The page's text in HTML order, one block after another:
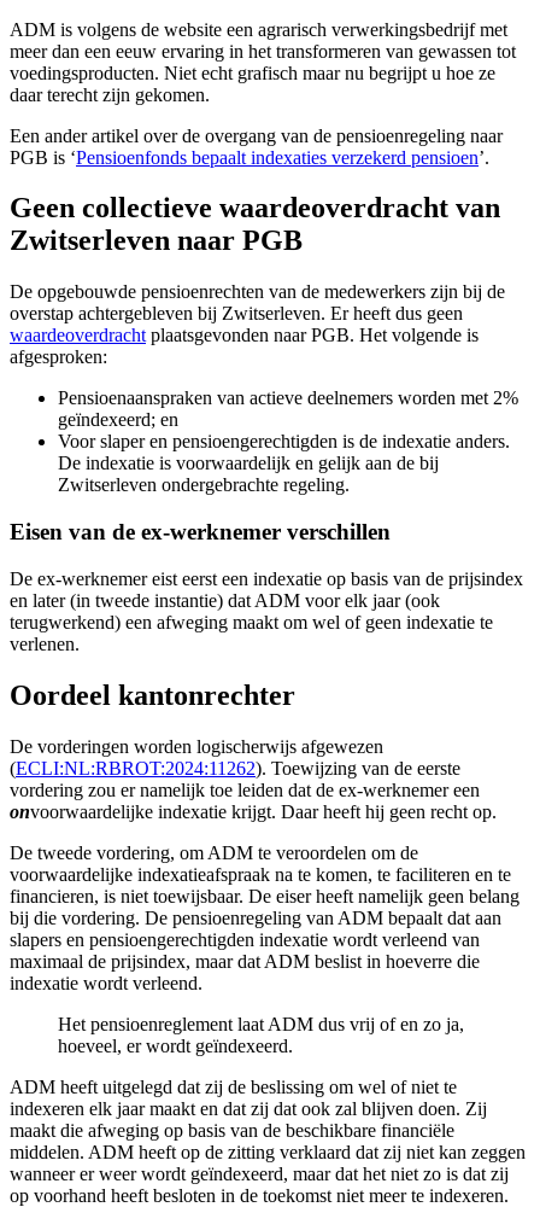
ADM is volgens de website een agrarisch verwerkingsbedrijf met
meer dan een eeuw ervaring in het transformeren van gewassen tot
voedingsproducten. Niet echt grafisch maar nu begrijpt u hoe ze
daar terecht zijn gekomen.
Een ander artikel over de overgang van de pensioenregeling naar
PGB is ‘Pensioenfonds bepaalt indexaties verzekerd pensioen’.
Geen collectieve waardeoverdracht van
Zwitserleven naar PGB
De opgebouwde pensioenrechten van de medewerkers zijn bij de
overstap achtergebleven bij Zwitserleven. Er heeft dus geen
waardeoverdracht plaatsgevonden naar PGB. Het volgende is
afgesproken:
Pensioenaanspraken van actieve deelnemers worden met 2%
geïndexeerd; en
Voor slaper en pensioengerechtigden is de indexatie anders.
De indexatie is voorwaardelijk en gelijk aan de bij
Zwitserleven ondergebrachte regeling.
Eisen van de ex-werknemer verschillen
De ex-werknemer eist eerst een indexatie op basis van de prijsindex
en later (in tweede instantie) dat ADM voor elk jaar (ook
terugwerkend) een afweging maakt om wel of geen indexatie te
verlenen.
Oordeel kantonrechter
De vorderingen worden logischerwijs afgewezen
(ECLI:NL:RBROT:2024:11262). Toewijzing van de eerste
vordering zou er namelijk toe leiden dat de ex-werknemer een
onvoorwaardelijke indexatie krijgt. Daar heeft hij geen recht op.
De tweede vordering, om ADM te veroordelen om de
voorwaardelijke indexatieafspraak na te komen, te faciliteren en te
financieren, is niet toewijsbaar. De eiser heeft namelijk geen belang
bij die vordering. De pensioenregeling van ADM bepaalt dat aan
slapers en pensioengerechtigden indexatie wordt verleend van
maximaal de prijsindex, maar dat ADM beslist in hoeverre die
indexatie wordt verleend.
Het pensioenreglement laat ADM dus vrij of en zo ja,
hoeveel, er wordt geïndexeerd.
ADM heeft uitgelegd dat zij de beslissing om wel of niet te
indexeren elk jaar maakt en dat zij dat ook zal blijven doen. Zij
maakt die afweging op basis van de beschikbare financiële
middelen. ADM heeft op de zitting verklaard dat zij niet kan zeggen
wanneer er weer wordt geïndexeerd, maar dat het niet zo is dat zij
op voorhand heeft besloten in de toekomst niet meer te indexeren.